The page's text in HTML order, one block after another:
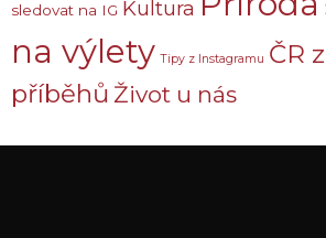
sledovat na IG Kultura
na výlety Tipy z Instagramu ČR
příběhů Život u nás